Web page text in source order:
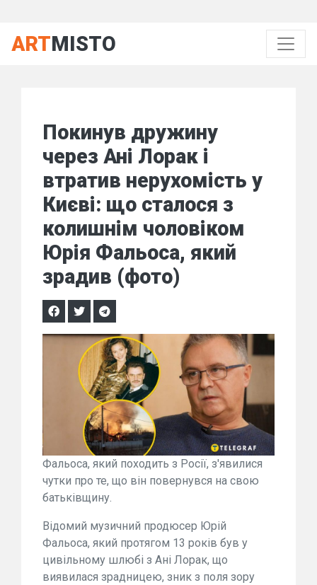
ARTMISTO
Покинув дружину
через Ані Лорак і
втратив нерухомість у
Києві: що сталося з
колишнім чоловіком
Юрія Фальоса, який
зрадив (фото)
Фальоса, який походить з Росії, з'явилися
чутки про те, що він повернувся на свою
батьківщину.
Відомий музичний продюсер Юрій
Фальоса, який протягом 13 років був у
цивільному шлюбі з Ані Лорак, що
виявилася зрадницею, зник з поля зору